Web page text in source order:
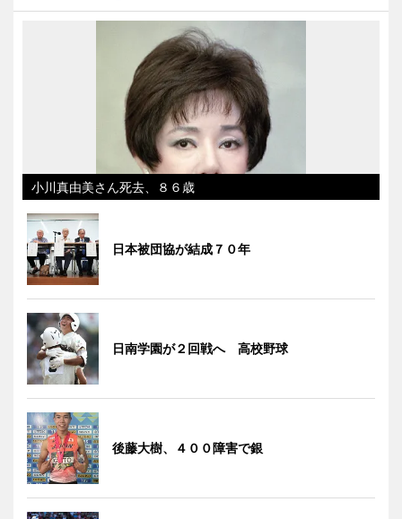
小川真由美さん死去、８６歳
日本被団協が結成７０年
日南学園が２回戦へ 高校野球
後藤大樹、４００障害で銀